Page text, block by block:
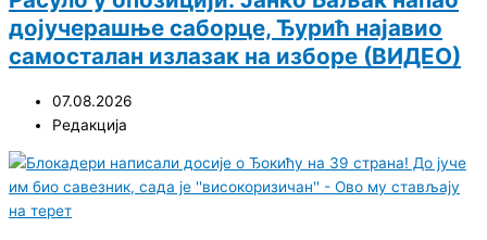
дојучерашње саборце, Ђурић најавио
самосталан излазак на изборе (ВИДЕО)
07.08.2026
Редакција